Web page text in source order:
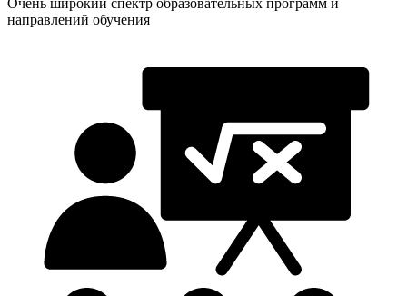
направлений обучения